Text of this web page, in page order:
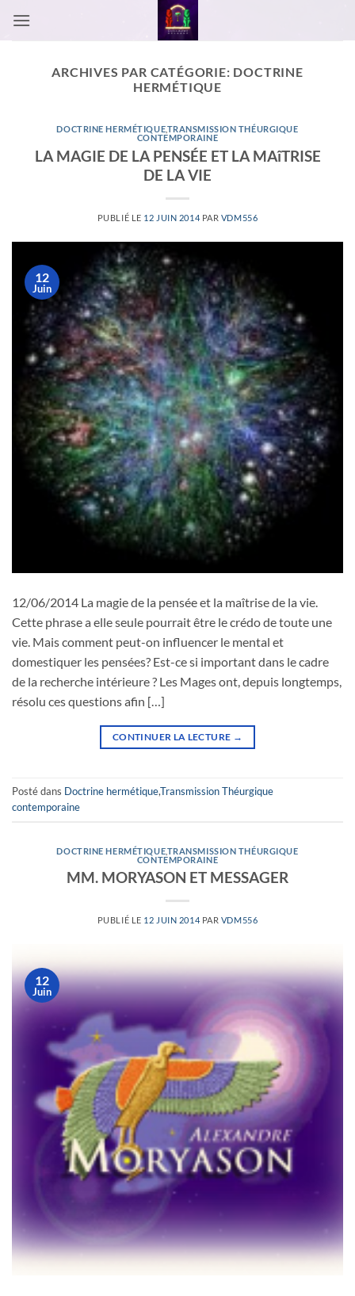
ARCHIVES PAR CATÉGORIE: DOCTRINE
HERMÉTIQUE
DOCTRINE HERMÉTIQUETRANSMISSION THÉURGIQUE
CONTEMPORAINE
LA MAGIE DE LA PENSÉE ET LA MAîTRISE
DE LA VIE
PUBLIÉ LE 12 JUIN 2014 PAR VDM556
12
Juin
12/06/2014 La magie de la pensée et la maîtrise de la vie.
Cette phrase a elle seule pourrait être le crédo de toute une
vie. Mais comment peut-on influencer le mental et
domestiquer les pensées? Est-ce si important dans le cadre
de la recherche intérieure ? Les Mages ont, depuis longtemps,
résolu ces questions afin […]
CONTINUER LA LECTURE →
Posté dans Doctrine hermétique,Transmission Théurgique
contemporaine
DOCTRINE HERMÉTIQUETRANSMISSION THÉURGIQUE
CONTEMPORAINE
MM. MORYASON ET MESSAGER
PUBLIÉ LE 12 JUIN 2014 PAR VDM556
12
Juin